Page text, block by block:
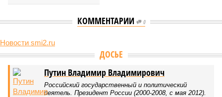
КОММЕНТАРИИ 0
Новости smi2.ru
В нескольких станциях от уже сданного
«Сказочного леса» пайщики ЖК «Станция Л» продолжают ждать от
компании Capital Group начала реальной достройки
«Станция ожидания» для дольщиков